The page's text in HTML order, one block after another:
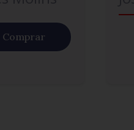
Comprar